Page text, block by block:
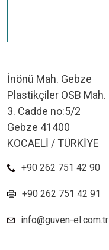
İnönü Mah. Gebze
Plastikçiler OSB Mah.
3. Cadde no:5/2
Gebze 41400
KOCAELİ / TÜRKİYE
+90 262 751 42 90
+90 262 751 42 91
info@guven-el.com.tr